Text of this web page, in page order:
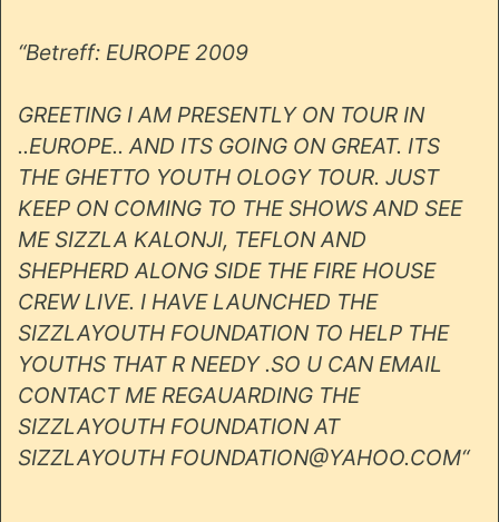
“Betreff: EUROPE 2009
GREETING I AM PRESENTLY ON TOUR IN
..EUROPE.. AND ITS GOING ON GREAT. ITS
THE GHETTO YOUTH OLOGY TOUR. JUST
KEEP ON COMING TO THE SHOWS AND SEE
ME SIZZLA KALONJI, TEFLON AND
SHEPHERD ALONG SIDE THE FIRE HOUSE
CREW LIVE. I HAVE LAUNCHED THE
SIZZLAYOUTH FOUNDATION TO HELP THE
YOUTHS THAT R NEEDY .SO U CAN EMAIL
CONTACT ME REGAUARDING THE
SIZZLAYOUTH FOUNDATION AT
SIZZLAYOUTH FOUNDATION@YAHOO.COM“